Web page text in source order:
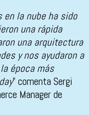
en la nube ha sido
una rápida
una arquitectura
y nos ayudaron a
época más
” comenta Sergi
Manager de